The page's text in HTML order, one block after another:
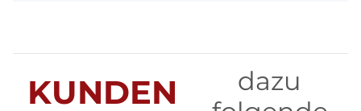
KUNDEN
dazu